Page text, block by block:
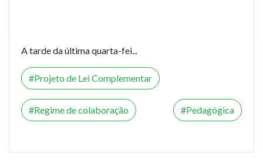
A tarde da última quarta-fei...
Projeto de Lei Complementar
Regime de colaboração Pedagógica